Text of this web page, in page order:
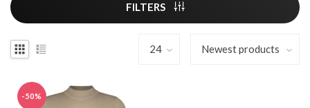
FILTERS
-50%